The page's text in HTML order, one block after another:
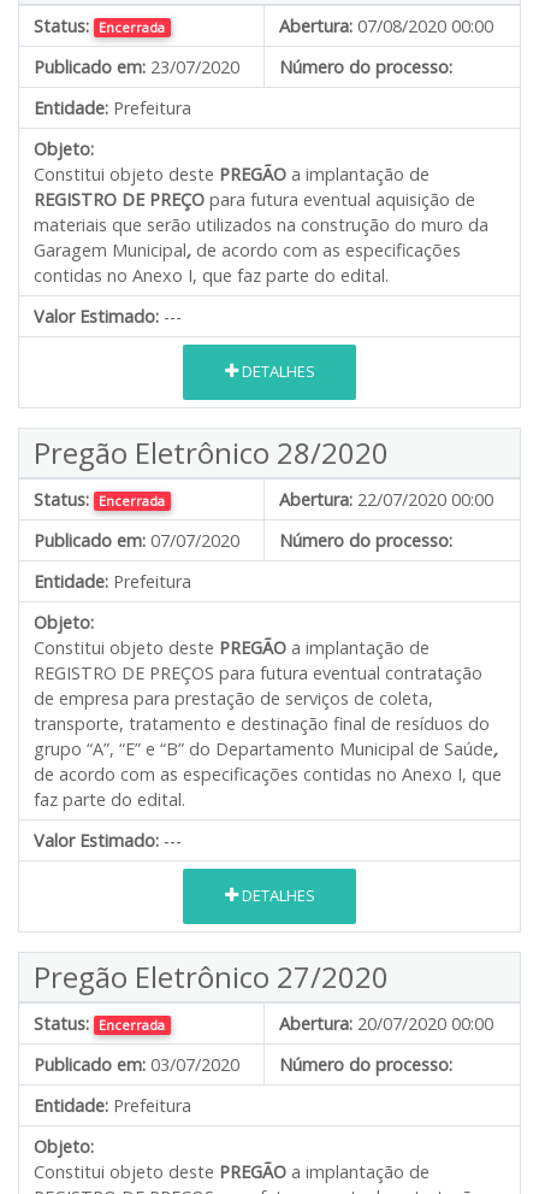
Status: Encerrada Abertura: 07/08/2020 00:00
Publicado em: 23/07/2020
Número do processo:
Entidade: Prefeitura
Objeto:
Constitui objeto deste PREGÃO a implantação de
REGISTRO DE PREÇO para futura eventual aquisição de
materiais que serão utilizados na construção do muro da
Garagem Municipal, de acordo com as especificações
contidas no Anexo I, que faz parte do edital.
Valor Estimado: ---
DETALHES
Pregão Eletrônico 28/2020
Status: Encerrada Abertura: 22/07/2020 00:00
Publicado em: 07/07/2020
Número do processo:
Entidade: Prefeitura
Objeto:
Constitui objeto deste PREGÃO a implantação de
REGISTRO DE PREÇOS para futura eventual contratação
de empresa para prestação de serviços de coleta,
transporte, tratamento e destinação final de resíduos do
grupo “A”, “E” e “B” do Departamento Municipal de Saúde,
de acordo com as especificações contidas no Anexo I, que
faz parte do edital.
Valor Estimado: ---
DETALHES
Pregão Eletrônico 27/2020
Status: Encerrada Abertura: 20/07/2020 00:00
Publicado em: 03/07/2020
Número do processo:
Entidade: Prefeitura
Objeto:
Constitui objeto deste PREGÃO a implantação de